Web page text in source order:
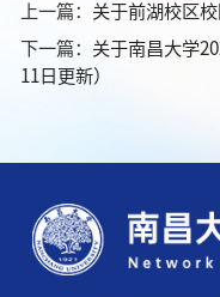
上一篇： 关于前湖校区
下一篇： 关于南昌大学
11日更新）